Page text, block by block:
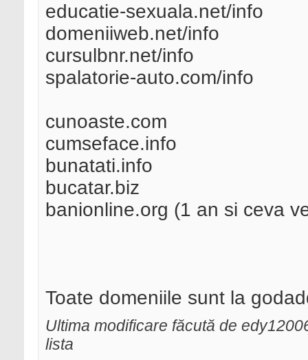
educatie-sexuala.net/info
domeniiweb.net/info
cursulbnr.net/info
spalatorie-auto.com/info
cunoaste.com
cumseface.info
bunatati.info
bucatar.biz
banionline.org (1 an si ceva
Toate domeniile sunt la
Ultima modificare făcută de
lista